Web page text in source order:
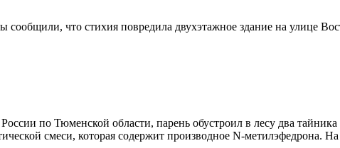
что стихия повредила двухэтажное здание на улице
по Тюменской области, парень обустроил в лесу два
смеси, которая содержит производное N-метилэфедрона.